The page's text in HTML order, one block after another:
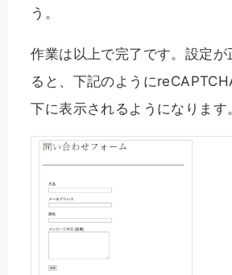
う。
作業は以上で完了です。設定が
ると、下記のように
下に表示されるようになります